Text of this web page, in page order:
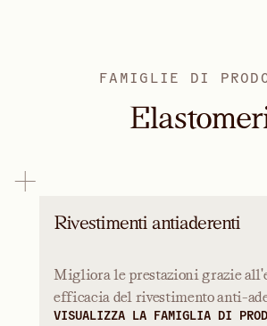
FAMIGLIE DI
Rivestimenti antiaderenti
Migliora le prestazioni grazie
efficacia del rivestimento anti-
VISUALIZZA LA FAMIGLIA DI